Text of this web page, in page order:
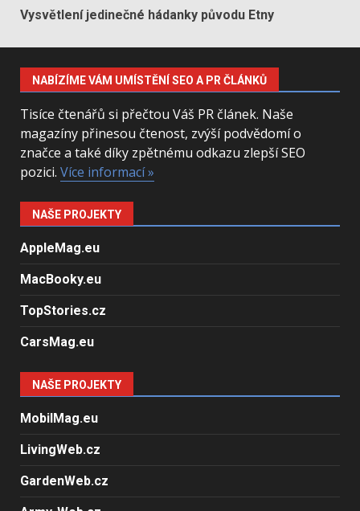
Vysvětlení jedinečné hádanky původu Etny
NABÍZÍME VÁM UMÍSTĚNÍ SEO A PR ČLÁNKŮ
Tisíce čtenářů si přečtou Váš PR článek. Naše
magazíny přinesou čtenost, zvýší podvědomí o
značce a také díky zpětnému odkazu zlepší SEO
pozici. Více informací »
NAŠE PROJEKTY
AppleMag.eu
MacBooky.eu
TopStories.cz
CarsMag.eu
NAŠE PROJEKTY
MobilMag.eu
LivingWeb.cz
GardenWeb.cz